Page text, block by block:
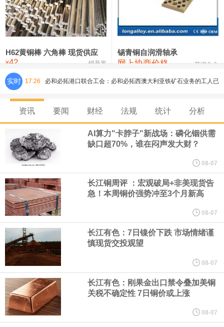
铸造铝合金锭(ZLD104) 24,300—24,500 24,400
压铸锌合金锭 26,500—26,700
氯化镍 38,300—40,300 39,300 0
H62黄铜棒 六角棒 现货供应
¥42 锦升发
锡青铜自润滑轴承
网上协商价格 芜湖合金
实时 17:26
研发费用金额分别为4,995.18万元、7,001.70万元、14,496.56万
元，最近3年复合增长率达70.36%，呈快速增长趋势，并形成多项
核心技术和知识产权。截至2026年1月31日，公司拥有262项专利权
纽约期银日内涨4%，现报64.08美元/盎司。
宇树科技董事长、总经理兼首席技术官王兴兴在网上路演时表示，
经过多年研发创新和技术积累，公司逐步形成了包括一体化关节集
资讯 要闻 财经 法规 统计 分析
AI算力"卡脖子"新战场：磷化铟供需
缺口超70%，谁在闷声发大财？
08-07
长江铜周评 ：宏观破局+非美现货告
急！本周铜价强势冲至3个月新高
08-07
长江有色：7日镍价下跌 市场情绪谨
慎现货交投观望
08-07
长江有色：刚果金出口禁令叠加美铜
关税不确定性 7日铜价或上涨
08-07